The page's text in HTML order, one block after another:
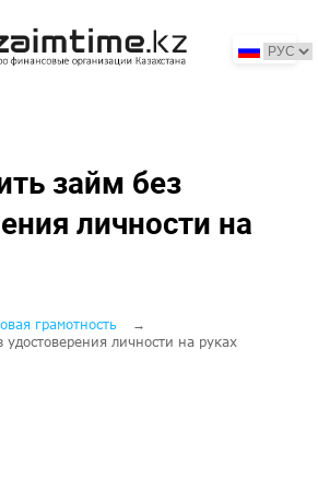
займ без
личности на
грамотность
удостоверения личности на руках